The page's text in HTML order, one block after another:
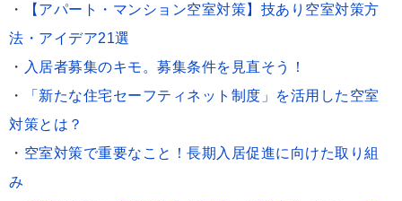
・
【アパート・マンション空室対策】技あり空室対策方
法・アイデア21選
・ 入居者募集のキモ。募集条件を見直そう！
・
「新たな住宅セーフティネット制度」を活用した空室
対策とは？
・ 空室対策で重要なこと！長期入居促進に向けた取り組
み